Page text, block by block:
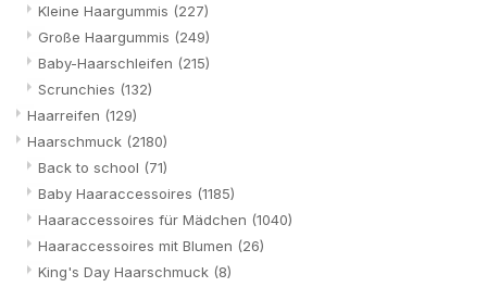
Kleine Haargummis (227)
Große Haargummis (249)
Baby-Haarschleifen (215)
Scrunchies (132)
Haarreifen (129)
Haarschmuck (2180)
Back to school (71)
Baby Haaraccessoires (1185)
Haaraccessoires für Mädchen (1040)
Haaraccessoires mit Blumen (26)
King's Day Haarschmuck (8)